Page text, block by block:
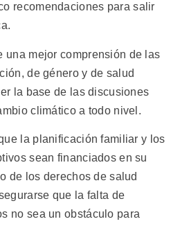
recomendaciones para salir
una mejor comprensión de las
de género y de salud
la base de las discusiones
climático a todo nivel.
la planificación familiar y los
sean financiados en su
de los derechos de salud
que la falta de
no sea un obstáculo para